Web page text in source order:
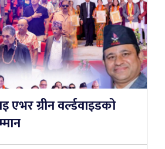
ग्रीन वर्ल्डवाइडको